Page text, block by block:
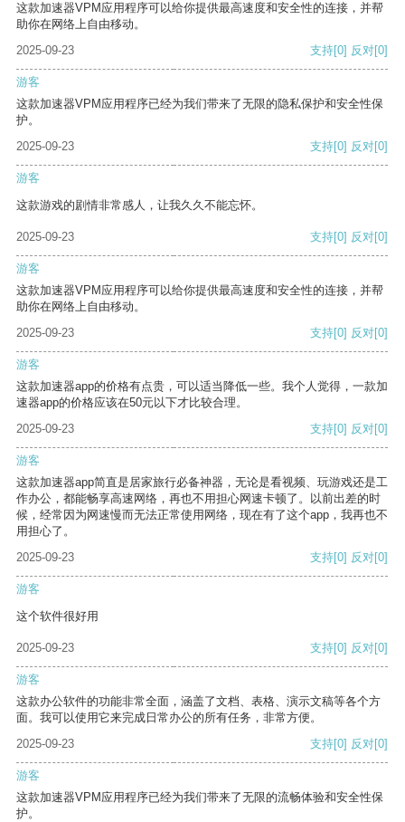
这款加速器VPM应用程序可以给你提供最高速度和安全性的连接，并帮
助你在网络上自由移动。
2025-09-23
支持[0] 反对[0]
游客
这款加速器VPM应用程序已经为我们带来了无限的隐私保护和安全性保
护。
2025-09-23
支持[0] 反对[0]
游客
这款游戏的剧情非常感人，让我久久不能忘怀。
2025-09-23 支持[0] 反对[0]
游客
这款加速器VPM应用程序可以给你提供最高速度和安全性的连接，并帮
助你在网络上自由移动。
2025-09-23
支持[0] 反对[0]
游客
这款加速器app的价格有点贵，可以适当降低一些。我个人觉得，一款加
速器app的价格应该在50元以下才比较合理。
2025-09-23
支持[0] 反对[0]
游客
这款加速器app简直是居家旅行必备神器，无论是看视频、玩游戏还是工
作办公，都能畅享高速网络，再也不用担心网速卡顿了。以前出差的时
候，经常因为网速慢而无法正常使用网络，现在有了这个app，我再也不
用担心了。
2025-09-23
支持[0] 反对[0]
游客
这个软件很好用
2025-09-23 支持[0] 反对[0]
游客
这款办公软件的功能非常全面，涵盖了文档、表格、演示文稿等各个方
面。我可以使用它来完成日常办公的所有任务，非常方便。
2025-09-23
支持[0] 反对[0]
游客
这款加速器VPM应用程序已经为我们带来了无限的流畅体验和安全性保
护。